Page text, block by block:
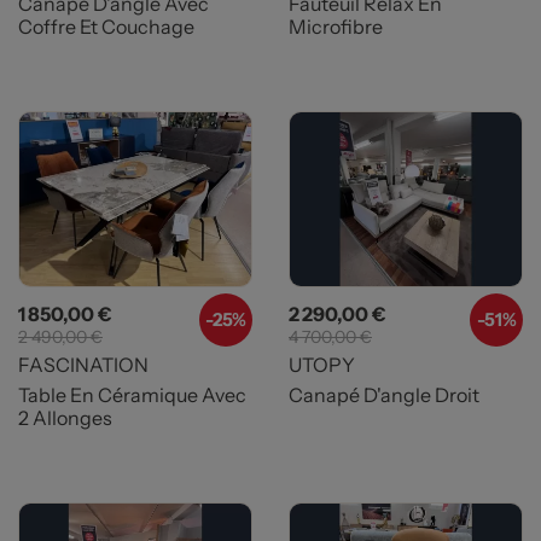
Coffre Et Couchage
Microfibre
-25%
Prix
1 850,00 € Prix de base
2 490,00 €
FASCINATION
Table En Céramique Avec
2 Allonges
-51%
Prix
2 290,00 € Prix de base
4 700,00 €
UTOPY
Canapé D'angle Droit